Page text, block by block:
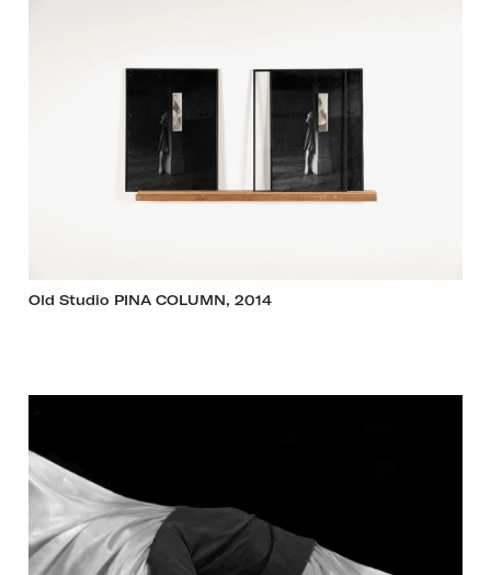
Old Studio PINA COLUMN, 2014